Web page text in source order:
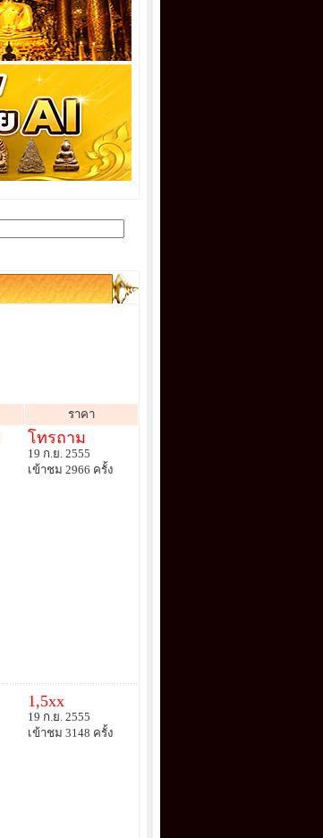
ราคา
โทรถาม
19 ก.ย. 2555
เข้าชม 2966 ครั้ง
1,5xx
19 ก.ย. 2555
เข้าชม 3148 ครั้ง